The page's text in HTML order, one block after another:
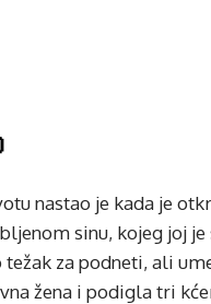
nastao je kada je
sinu, kojeg joj
za podneti, ali
žena i podigla tri